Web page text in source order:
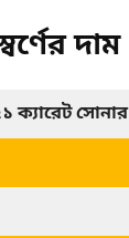
দাম
ক্যারেট